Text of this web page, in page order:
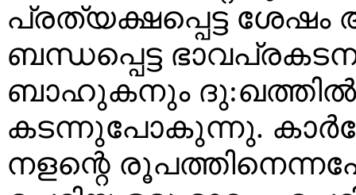
പ്രത്യക്ഷപ്പെട്ട
ബന്ധപ്പെട്ട
ബാഹുകനും ദു:ഖത്തില്‍
കടന്നുപോകുന്നു.
നളന്റെ